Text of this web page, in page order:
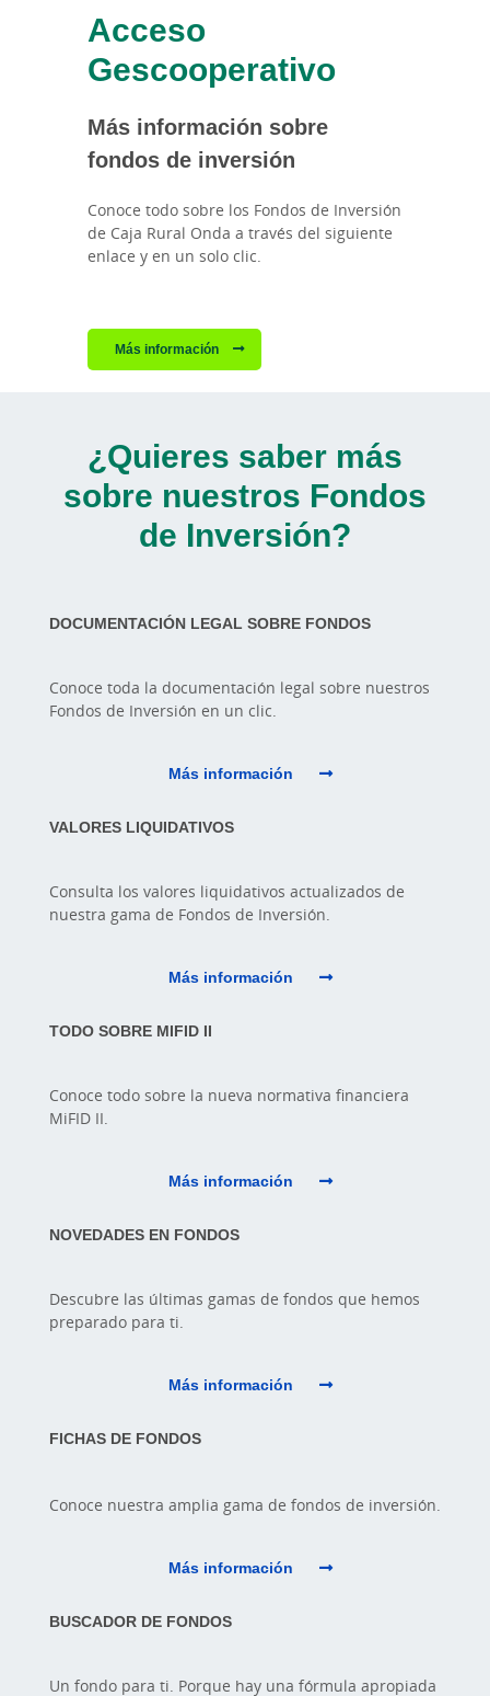
Acceso
Gescooperativo
Más información sobre
fondos de inversión
Conoce todo sobre los Fondos de Inversión
de Caja Rural Onda a través del siguiente
enlace y en un solo clic.
Más información
¿Quieres saber más
sobre nuestros Fondos
de Inversión?
DOCUMENTACIÓN LEGAL SOBRE FONDOS
Conoce toda la documentación legal sobre nuestros
Fondos de Inversión en un clic.
Más información
VALORES LIQUIDATIVOS
Consulta los valores liquidativos actualizados de
nuestra gama de Fondos de Inversión.
Más información
TODO SOBRE MIFID II
Conoce todo sobre la nueva normativa financiera
MiFID II.
Más información
NOVEDADES EN FONDOS
Descubre las últimas gamas de fondos que hemos
preparado para ti.
Más información
FICHAS DE FONDOS
Conoce nuestra amplia gama de fondos de inversión.
Más información
BUSCADOR DE FONDOS
Un fondo para ti. Porque hay una fórmula apropiada